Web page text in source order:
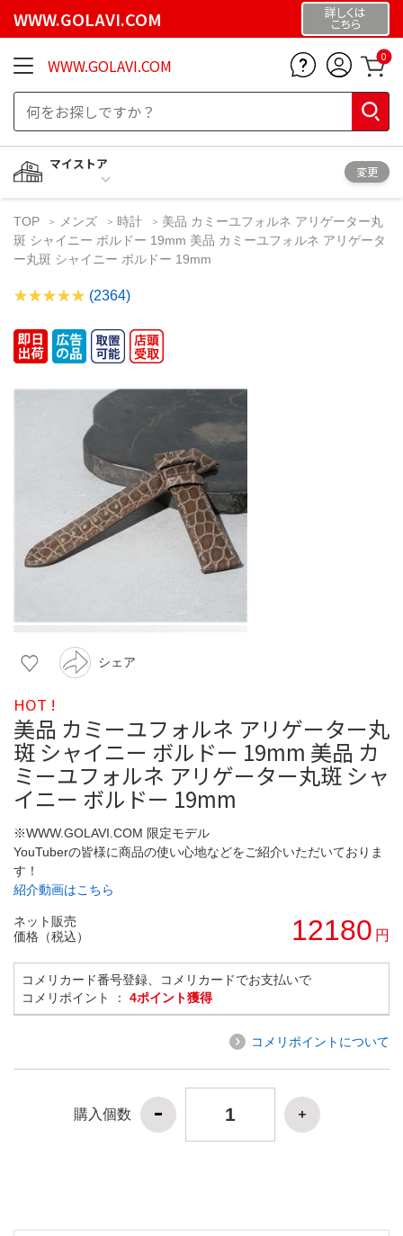
WWW.GOLAVI.COM 詳しくは
こちら
WWW.GOLAVI.COM 0
マイストア
変更
TOP メンズ 時計
美品 カミーユフォルネ アリゲーター丸
斑 シャイニー ボルドー 19mm 美品 カミーユフォルネ アリゲータ
ー丸斑 シャイニー ボルドー 19mm
(2364)
シェア
HOT !
美品 カミーユフォルネ アリゲーター丸
斑 シャイニー ボルドー 19mm 美品 カ
ミーユフォルネ アリゲーター丸斑 シャ
イニー ボルドー 19mm
※WWW.GOLAVI.COM 限定モデル
YouTuberの皆様に商品の使い心地などをご紹介いただいておりま
す！
紹介動画はこちら
ネット販売
価格（税込）
12180 円
コメリカード番号登録、コメリカードでお支払いで
コメリポイント ： 4ポイント獲得
コメリポイントについて
購入個数